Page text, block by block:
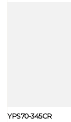
YPS70-345CR